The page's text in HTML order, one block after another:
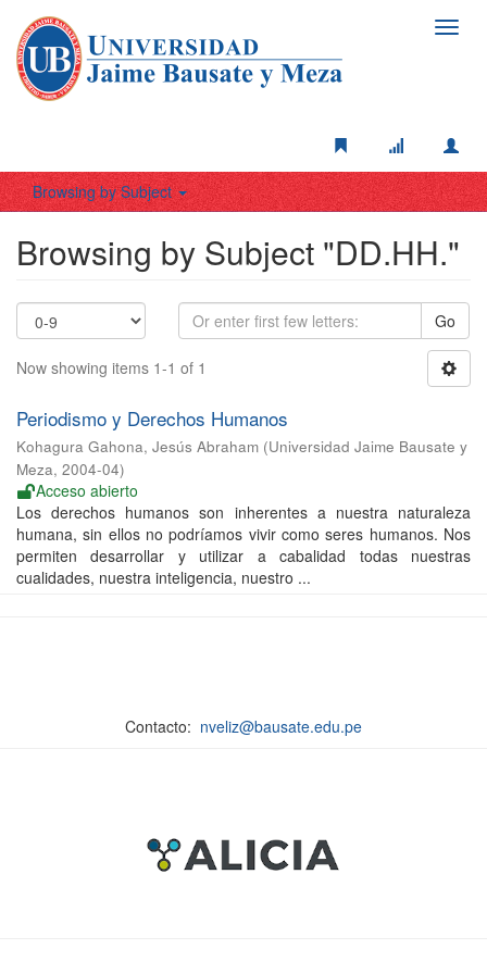
Browsing by Subject
Browsing by Subject "DD.HH."
Go
Now showing items 1-1 of 1
Periodismo y Derechos Humanos
Kohagura Gahona, Jesús Abraham (Universidad Jaime Bausate y
Meza, 2004-04)
Acceso abierto
Los derechos humanos son inherentes a nuestra naturaleza
humana, sin ellos no podríamos vivir como seres humanos. Nos
permiten desarrollar y utilizar a cabalidad todas nuestras
cualidades, nuestra inteligencia, nuestro ...
Contacto: nveliz@bausate.edu.pe